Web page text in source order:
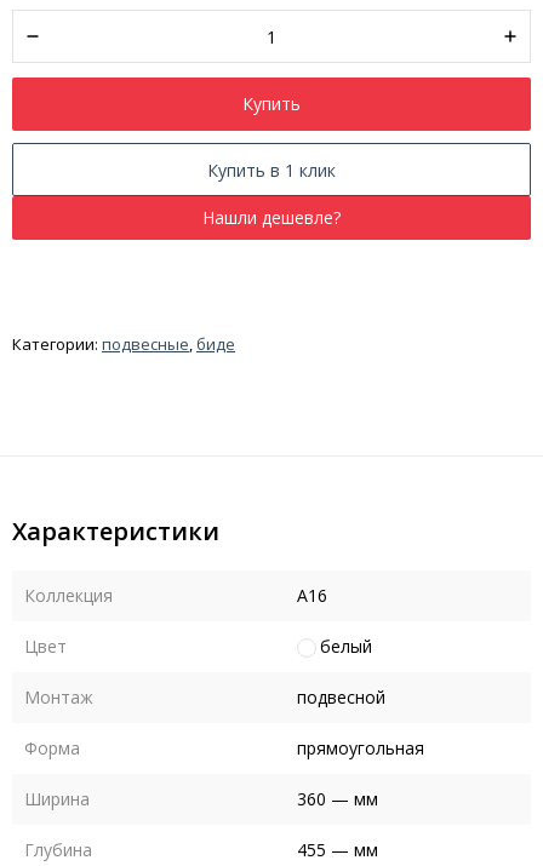
Купить
Купить в 1 клик
Категории: подвесные,биде
Характеристики
Коллекция А16
Цвет белый
Монтаж подвесной
Форма прямоугольная
Ширина 360 — мм
Глубина 455 — мм